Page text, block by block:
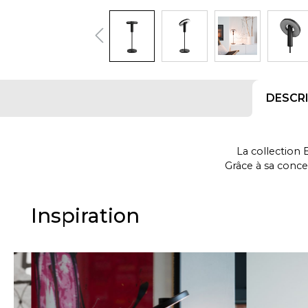
La collection
Grâce à sa
termes de
La
Inspiration
Ignorer la galerie d'images